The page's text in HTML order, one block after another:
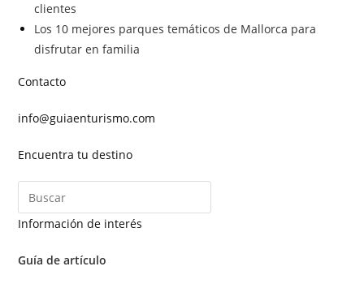
clientes
Los 10 mejores parques temáticos de Mallorca para
disfrutar en familia
Contacto
info@guiaenturismo.com
Encuentra tu destino
Información de interés
Guía de artículo